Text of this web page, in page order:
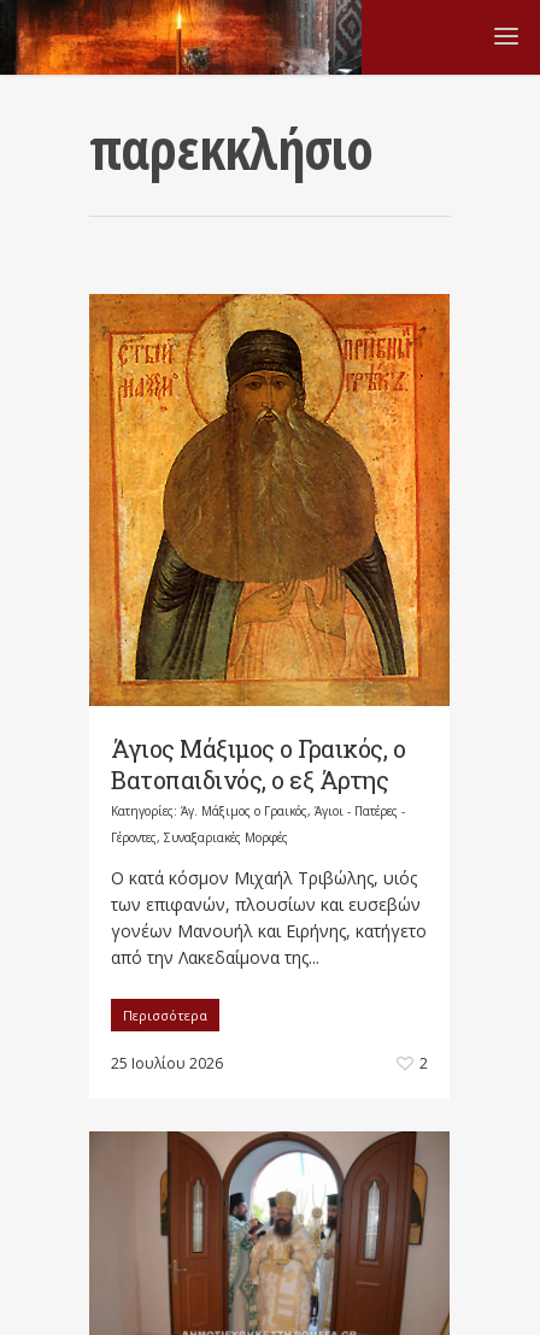
παρεκκλήσιο
Άγιος Μάξιμος ο Γραικός, ο
Βατοπαιδινός, ο εξ Άρτης
Κατηγορίες: Άγ. Μάξιμος ο Γραικός, Άγιοι - Πατέρες -
Γέροντες, Συναξαριακές Μορφές
Ο κατά κόσμον Μιχαήλ Τριβώλης, υιός
των επιφανών, πλουσίων και ευσεβών
γονέων Μανουήλ και Ειρήνης, κατήγετο
από την Λακεδαίμονα της...
Περισσότερα
25 Ιουλίου 2026 2